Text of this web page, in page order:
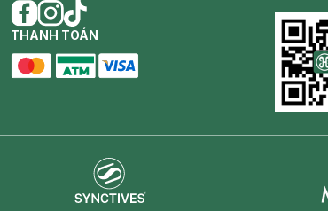
facebook
instagram
tiktok
THANH TOÁN